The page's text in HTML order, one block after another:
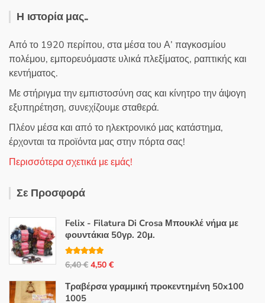
Η ιστορία μας..
Από το 1920 περίπου, στα μέσα του Α’ παγκοσμίου
πολέμου, εμπορευόμαστε υλικά πλεξίματος, ραπτικής και
κεντήματος.
Με στήριγμα την εμπιστοσύνη σας και κίνητρο την άψογη
εξυπηρέτηση, συνεχίζουμε σταθερά.
Πλέον μέσα και από το ηλεκτρονικό μας κατάστημα,
έρχονται τα προϊόντα μας στην πόρτα σας!
Περισσότερα σχετικά με εμάς!
Σε Προσφορά
Felix - Filatura Di Crosa Μπουκλέ νήμα με
φουντάκια 50γρ. 20μ.
Βαθμολογή
θηκε με 5.00
6,40€ Original
was:
4,50 €Η
τιμή
Τραβέρσα γραμμική προκεντημένη 50x100
1005